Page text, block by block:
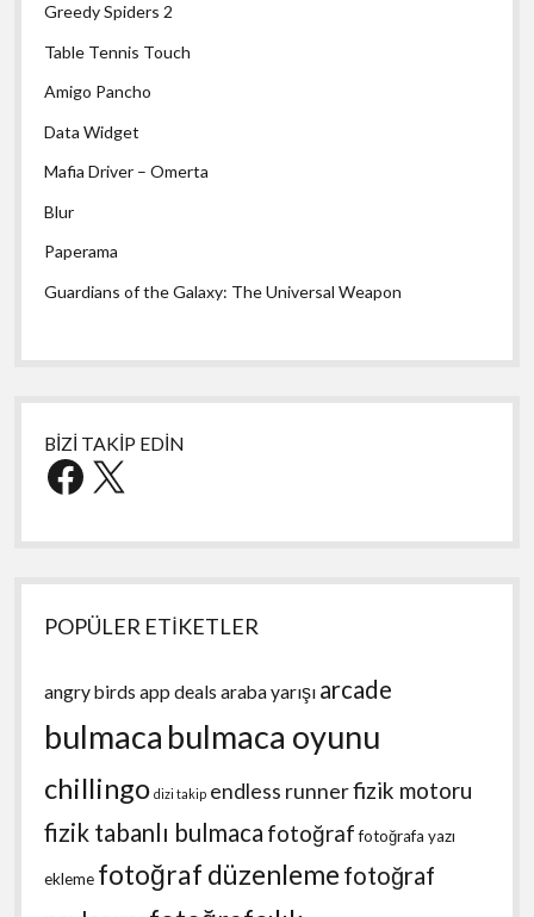
Greedy Spiders 2
Table Tennis Touch
Amigo Pancho
Data Widget
Mafia Driver – Omerta
Blur
Paperama
Guardians of the Galaxy: The Universal Weapon
BİZİ TAKİP EDİN
Facebook
X
POPÜLER ETİKETLER
angry birds app deals araba yarışı arcade
bulmaca bulmaca oyunu
chillingo dizi takip endless runnerfizik motoru
fizik tabanlı bulmaca fotoğraf fotoğrafa yazı
ekleme fotoğraf düzenleme fotoğraf